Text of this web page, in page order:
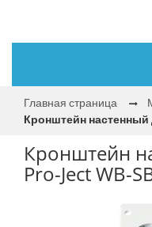
Главная страница
Кронштейн
Кронштейн
Pro-Ject WB-